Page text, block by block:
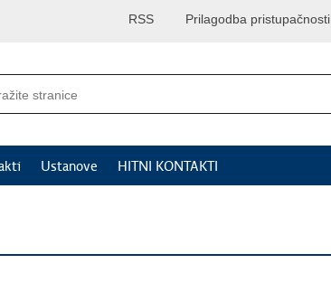
Prilagodba pristupačnosti
RSS
Ustanove HITNI KONTAKTI